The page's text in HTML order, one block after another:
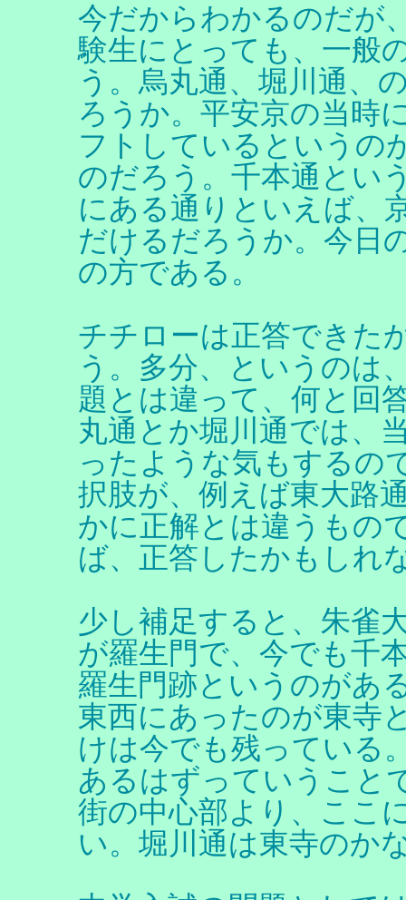
今だからわかるのだが
験生にとっても、一般
う。烏丸通、堀川通、
ろうか。平安京の当時
フトしているというの
のだろう。千本通とい
にある通りといえば、
だけるだろうか。今日
の方である。
チチローは正答できた
う。多分、というのは
題とは違って、何と回
丸通とか堀川通では、
ったような気もするの
択肢が、例えば東大路
かに正解とは違うもの
ば、正答したかもしれ
少し補足すると、朱雀
が羅生門で、今でも千
羅生門跡というのがあ
東西にあったのが東寺
けは今でも残っている
あるはずっていうこと
街の中心部より、ここ
い。堀川通は東寺のか